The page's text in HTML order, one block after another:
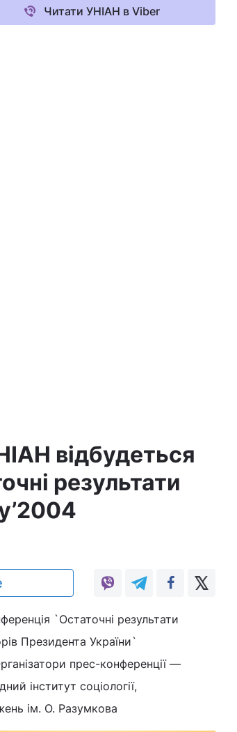
Читати УНІАН в Viber
відбудеться
результати
`Остаточні результати
Президента України`
прес-конференції —
інститут соціології,
ім. О. Разумкова